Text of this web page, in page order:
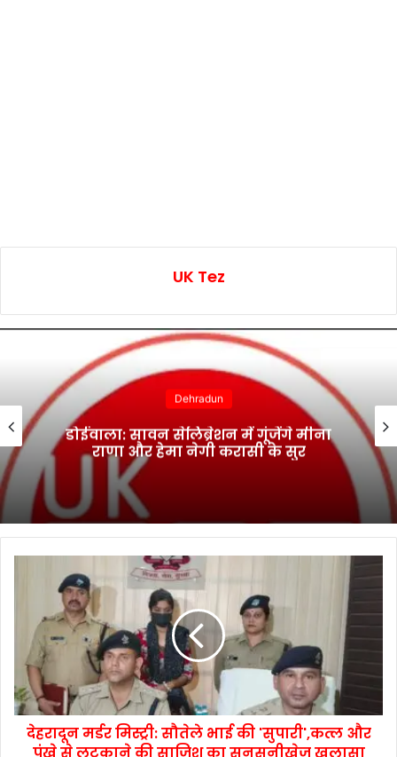
UK Tez
Dehradun
डोईवाला: सावन सेलिब्रेशन में गूंजेंगे मीना
राणा और हेमा नेगी करासी के सुर
देहरादून मर्डर मिस्ट्री: सौतेले भाई की 'सुपारी',कत्ल और